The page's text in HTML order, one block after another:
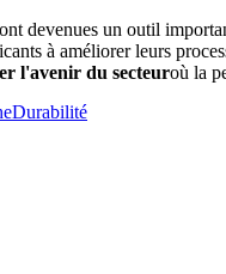
devenues un outil
à améliorer leurs
l'avenir du secteuroù la
Durabilité